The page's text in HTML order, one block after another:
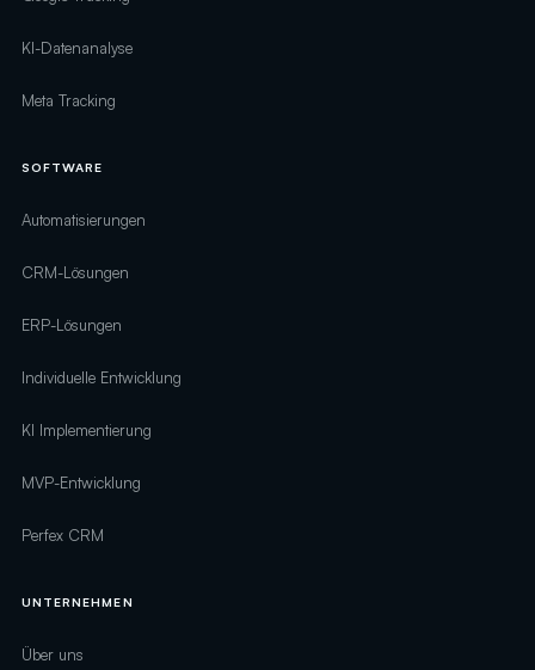
KI-Datenanalyse
Meta Tracking
SOFTWARE
Automatisierungen
CRM-Lösungen
ERP-Lösungen
Individuelle Entwicklung
KI Implementierung
MVP-Entwicklung
Perfex CRM
UNTERNEHMEN
Über uns